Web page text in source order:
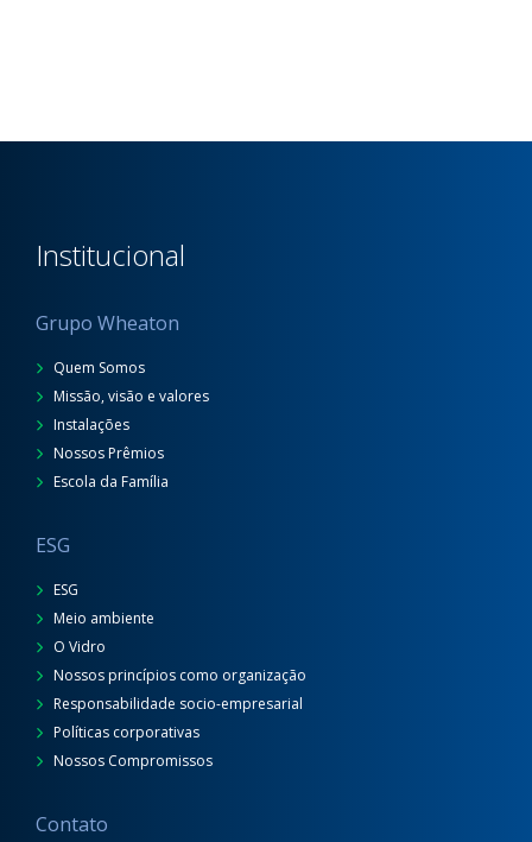
Institucional
Grupo Wheaton
Quem Somos
Missão, visão e valores
Instalações
Nossos Prêmios
Escola da Família
ESG
ESG
Meio ambiente
O Vidro
Nossos princípios como organização
Responsabilidade socio-empresarial
Políticas corporativas
Nossos Compromissos
Contato